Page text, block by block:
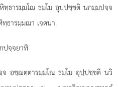
ธารมฺมโณ ธมฺโม อุปฺปชฺชติ นกมฺมปจฺจ
ธารมฺมณา เจตนา.
ปจฺจยาทิ
อชฺฌตฺตารมฺมโณ ธมฺโม อุปฺปชฺชติ นวิ